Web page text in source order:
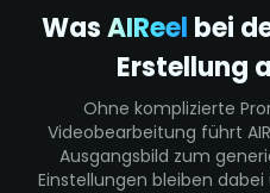
WasAIReel bei
Erstellung
Ohne komplizierte
Videobearbeitung führt
Ausgangsbild zum
Einstellungen bleiben